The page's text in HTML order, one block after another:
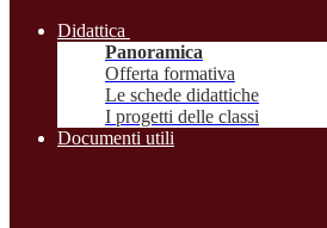
Didattica
Panoramica
Offerta formativa
Le schede didattiche
I progetti delle classi
Documenti utili